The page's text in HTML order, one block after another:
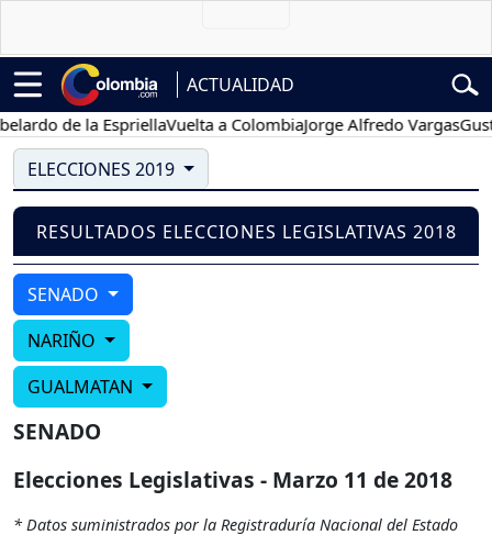
ACTUALIDAD
de la EspriellaVuelta a ColombiaJorge Alfredo Vargas
ELECCIONES 2019
RESULTADOS ELECCIONES LEGISLATIVAS 2018
SENADO
NARIÑO
GUALMATAN
SENADO
Elecciones Legislativas - Marzo 11 de 2018
* Datos suministrados por la Registraduría Nacional del Estado